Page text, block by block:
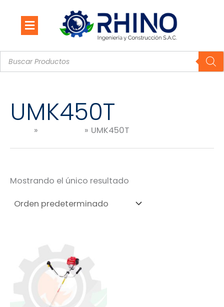
contenido
Búsqueda
de
productos
UMK450T
UMK450T
Mostrando el único resultado